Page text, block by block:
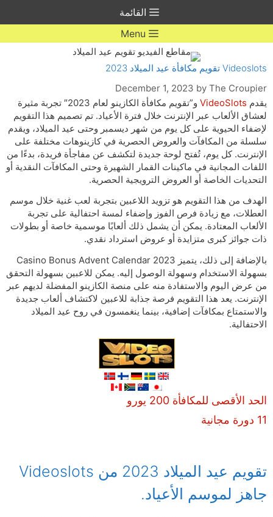
القائمة
Menu
Videoslots تقويم مكافأة عيد الميلاد 2023
December 1, 2023 by The Croupier
يقدم VideoSlots
و”تقويم مكافأة الكازينو لعام 2023″ تجربة مثيرة
لعشاق الألعاب عبر الإنترنت خلال فترة الأعياد. تم تصميم هذا التقويم
لإضفاء الحيوية على كل يوم من شهر ديسمبر وحتى عيد الميلاد، ويقدم
سلسلة من المكافآت والعروض الحصرية في كازينوهات مختلفة على
الإنترنت. كل يوم، تُفتح لوحة جديدة لتكشف عن مفاجأة فريدة، بدءًا من
اللفات المجانية في ماكينات القمار الشهيرة وحتى المكافآت النقدية أو
التحديات الخاصة أو العروض الترويجية الحصرية.
الهدف من هذا التقويم هو تزويد اللاعبين بتجربة لعب غنية خلال موسم
العطلات، مع زيادة فرص الفوز وإضفاء لمسة احتفالية على تجربة
الألعاب المعتادة. يمكن أن يشمل ذلك ألعابًا موسمية خاصة أو بطولات
ذات جوائز كبرى متزايدة أو عروض استرداد نقدي.
بالإضافة إلى ذلك، يتميز Casino Bonus Advent Calendar 2023
بسهولة الاستخدام وسهولة الوصول إليه. يمكن للاعبين بسهولة التحقق
من عرض اليوم والاستفادة منه على منصة الكازينو المفضلة لديهم عبر
الإنترنت. يعد هذا التقويم فرصة جذابة للاعبين لاكتشاف ألعاب جديدة
والاستمتاع بمكافآت إضافية، بينما ينغمسون في روح عيد الميلاد
الاحتفالية.
الحد الأقصى للمكافأة 200 يورو
11 دورة مجانية
تقويم عيد الميلاد 2023 من Videoslots
جاهز لموسم الأعياد.